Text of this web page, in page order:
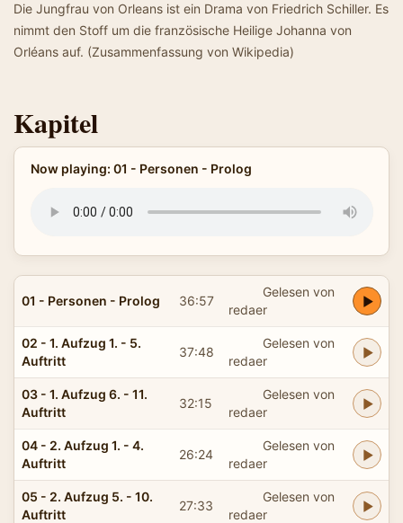
Die Jungfrau von Orleans ist ein Drama von Friedrich Schiller. Es
nimmt den Stoff um die französische Heilige Johanna von
Orléans auf. (Zusammenfassung von Wikipedia)
Kapitel
Now playing: 01 - Personen - Prolog
01 - Personen - Prolog 36:57
Gelesen von
redaer
02 - 1. Aufzug 1. - 5.
Auftritt
37:48
Gelesen von
redaer
03 - 1. Aufzug 6. - 11.
Auftritt
32:15
Gelesen von
redaer
04 - 2. Aufzug 1. - 4.
Auftritt
26:24
Gelesen von
redaer
05 - 2. Aufzug 5. - 10.
Auftritt
27:33
Gelesen von
redaer